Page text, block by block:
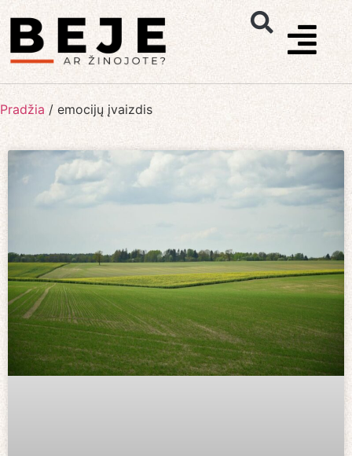
Pradžia / emocijų įvaizdis